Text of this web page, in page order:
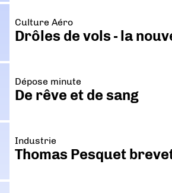
Culture Aéro
Drôles de vols - la
Dépose minute
De rêve et de sang
Industrie
Thomas Pesquet